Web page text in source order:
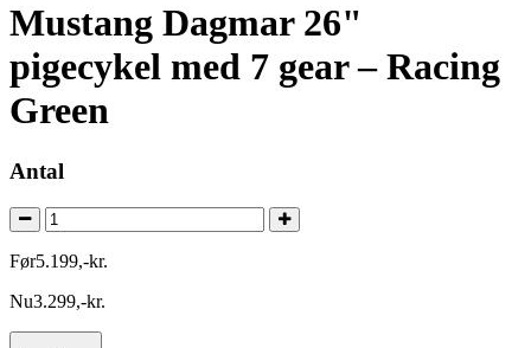
Mustang Dagmar 26"
pigecykel med 7 gear – Racing
Green
Antal
Før5.199,-kr.
Nu3.299,-kr.